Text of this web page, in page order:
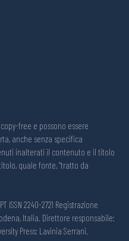
free e possono essere
anche senza specifica
inalterati il contenuto e il titolo
quale fonte, “tratto da
ISSN 2240-2721 Registrazione
Italia. Direttore responsabile:
Press: Lavinia Serrani.